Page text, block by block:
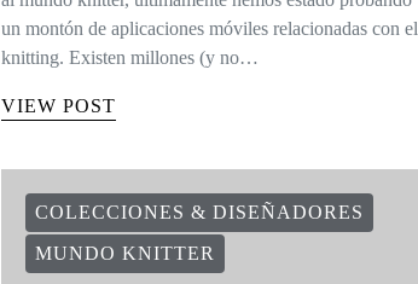
un montón de aplicaciones móviles relacionadas con el
knitting. Existen millones (y no…
VIEW POST
COLECCIONES & DISEÑADORES
MUNDO KNITTER